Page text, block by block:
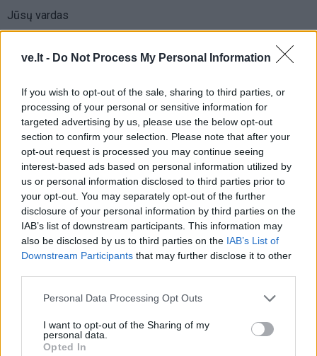
ve.lt - Do Not Process My Personal Information
If you wish to opt-out of the sale, sharing to third parties, or
processing of your personal or sensitive information for
targeted advertising by us, please use the below opt-out
section to confirm your selection. Please note that after your
opt-out request is processed you may continue seeing
interest-based ads based on personal information utilized by
us or personal information disclosed to third parties prior to
your opt-out. You may separately opt-out of the further
disclosure of your personal information by third parties on the
IAB’s list of downstream participants. This information may
also be disclosed by us to third parties on the IAB’s List of
Downstream Participants that may further disclose it to other
Personal Data Processing Opt Outs
I want to opt-out of the Sharing of my
personal data.
Opted In
Jūsų vardas
Sutinku sutaisyklėmis
This site is protected by
reCAPTCHA and the Google
Privacy PolicyandTerms of
Serviceapply.